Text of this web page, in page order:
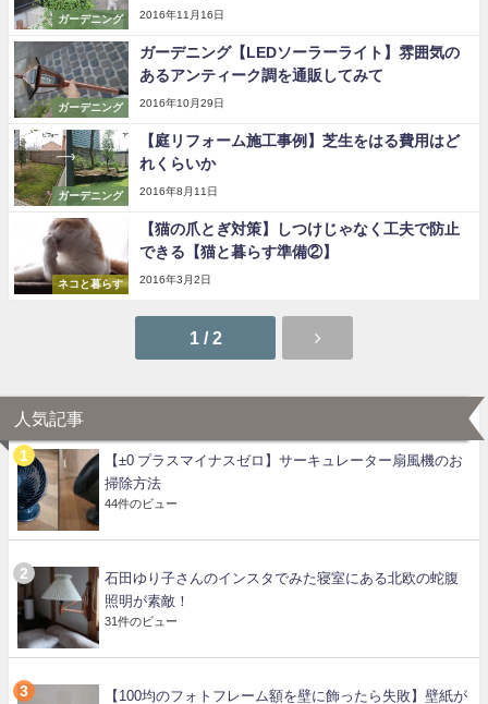
ガーデニング 2016年11月16日
ガーデニング
ガーデニング【LEDソーラーライト】雰囲気の
あるアンティーク調を通販してみて
2016年10月29日
ガーデニング
【庭リフォーム施工事例】芝生をはる費用はど
れくらいか
2016年8月11日
ネコと暮らす
【猫の爪とぎ対策】しつけじゃなく工夫で防止
できる【猫と暮らす準備②】
2016年3月2日
1 / 2
人気記事
【±0 プラスマイナスゼロ】サーキュレーター扇風機のお
掃除方法
44件のビュー
石田ゆり子さんのインスタでみた寝室にある北欧の蛇腹
照明が素敵！
31件のビュー
【100均のフォトフレーム額を壁に飾ったら失敗】壁紙が